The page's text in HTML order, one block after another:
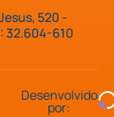
520 -
32.604-610
Desenvolvido
por: